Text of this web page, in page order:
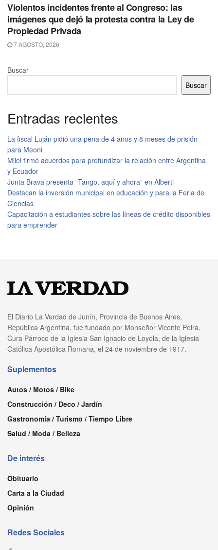
Violentos incidentes frente al Congreso: las
imágenes que dejó la protesta contra la Ley de
Propiedad Privada
7 AGOSTO, 2026
Buscar
Buscar
Entradas recientes
La fiscal Luján pidió una pena de 4 años y 8 meses de prisión
para Meoni
Milei firmó acuerdos para profundizar la relación entre Argentina
y Ecuador
Junta Brava presenta “Tango, aquí y ahora” en Alberti
Destacan la inversión municipal en educación y para la Feria de
Ciencias
Capacitación a estudiantes sobre las líneas de crédito disponibles
para emprender
El Diario La Verdad de Junín, Provincia de Buenos Aires,
República Argentina, fue fundado por Monseñor Vicente Peira,
Cura Párroco de la Iglesia San Ignacio de Loyola, de la Iglesia
Católica Apostólica Romana, el 24 de noviembre de 1917.
Suplementos
Autos / Motos / Bike
Construcción / Deco / Jardín
Gastronomía / Turismo / Tiempo Libre
Salud / Moda / Belleza
De interés
Obituario
Carta a la Ciudad
Opinión
Redes Sociales